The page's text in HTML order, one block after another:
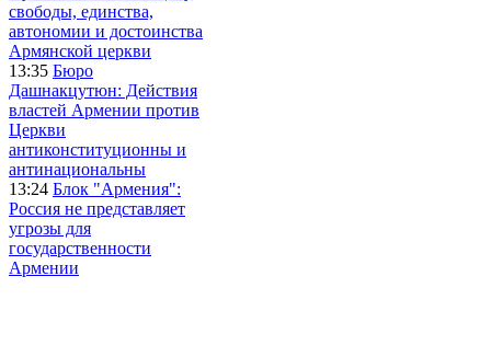
свободы, единства,
автономии и достоинства
Армянской церкви
13:35 Бюро
Дашнакцутюн: Действия
властей Армении против
Церкви
антиконституционны и
антинациональны
13:24 Блок "Армения":
Россия не представляет
угрозы для
государственности
Армении